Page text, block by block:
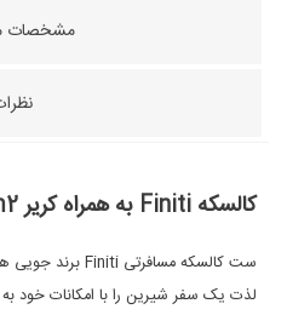
مشخصات
کالسکه Finiti به همراه کریر i-Gemm2
لذت یک سفر شیرین را با امکانات خود